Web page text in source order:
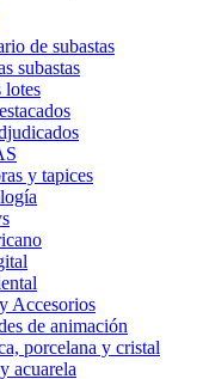
de subastas
subastas
lotes
y tapices
Accesorios
de animación
porcelana y cristal
acuarela